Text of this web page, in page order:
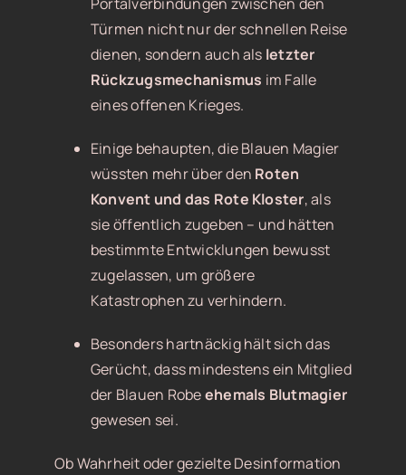
Portalverbindungen zwischen den
Türmen nicht nur der schnellen Reise
dienen, sondern auch als letzter
Rückzugsmechanismus im Falle
eines offenen Krieges.
Einige behaupten, die Blauen Magier
wüssten mehr über den Roten
Konvent und das Rote Kloster, als
sie öffentlich zugeben – und hätten
bestimmte Entwicklungen bewusst
zugelassen, um größere
Katastrophen zu verhindern.
Besonders hartnäckig hält sich das
Gerücht, dass mindestens ein Mitglied
der Blauen Robeehemals Blutmagier
gewesen sei.
Ob Wahrheit oder gezielte Desinformation